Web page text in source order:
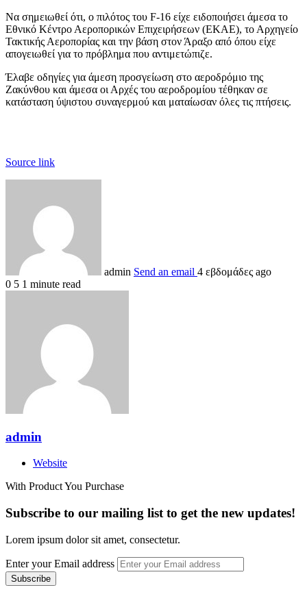
Να σημειωθεί ότι, ο πιλότος του F-16 είχε ειδοποιήσει άμεσα το
Εθνικό Κέντρο Αεροπορικών Επιχειρήσεων (ΕΚΑΕ), το Αρχηγείο
Τακτικής Αεροπορίας και την βάση στον Άραξο από όπου είχε
απογειωθεί για το πρόβλημα που αντιμετώπιζε.
Έλαβε οδηγίες για άμεση προσγείωση στο αεροδρόμιο της
Ζακύνθου και άμεσα οι Αρχές του αεροδρομίου τέθηκαν σε
κατάσταση ύψιστου συναγερμού και ματαίωσαν όλες τις πτήσεις.
Source link
admin Send an email 4 εβδομάδες ago
0 5 1 minute read
admin
Website
With Product You Purchase
Subscribe to our mailing list to get the new updates!
Lorem ipsum dolor sit amet, consectetur.
Enter your Email address